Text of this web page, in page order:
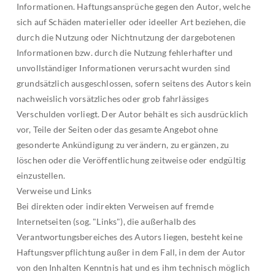
Informationen. Haftungsansprüche gegen den Autor, welche
sich auf Schäden materieller oder ideeller Art beziehen, die
durch die Nutzung oder Nichtnutzung der dargebotenen
Informationen bzw. durch die Nutzung fehlerhafter und
unvollständiger Informationen verursacht wurden sind
grundsätzlich ausgeschlossen, sofern seitens des Autors kein
nachweislich vorsätzliches oder grob fahrlässiges
Verschulden vorliegt. Der Autor behält es sich ausdrücklich
vor, Teile der Seiten oder das gesamte Angebot ohne
gesonderte Ankündigung zu verändern, zu ergänzen, zu
löschen oder die Veröffentlichung zeitweise oder endgültig
einzustellen.
Verweise und Links
Bei direkten oder indirekten Verweisen auf fremde
Internetseiten (sog. "Links"), die außerhalb des
Verantwortungsbereiches des Autors liegen, besteht keine
Haftungsverpflichtung außer in dem Fall, in dem der Autor
von den Inhalten Kenntnis hat und es ihm technisch möglich